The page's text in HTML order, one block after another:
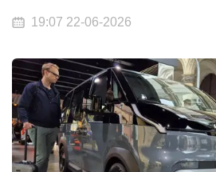
19:07 22-06-2026